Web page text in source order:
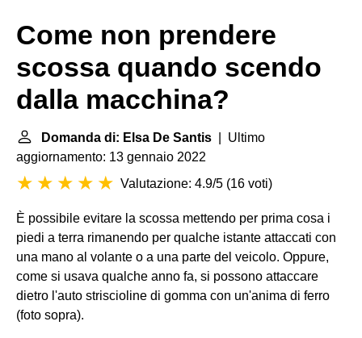
Come non prendere
scossa quando scendo
dalla macchina?
Domanda di: Elsa De Santis | Ultimo
aggiornamento: 13 gennaio 2022
Valutazione: 4.9/5 (16 voti)
È possibile evitare la scossa mettendo per prima cosa i
piedi a terra rimanendo per qualche istante attaccati con
una mano al volante o a una parte del veicolo. Oppure,
come si usava qualche anno fa, si possono attaccare
dietro l'auto striscioline di gomma con un'anima di ferro
(foto sopra).